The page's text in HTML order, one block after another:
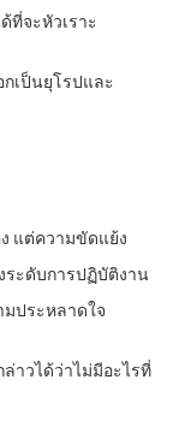
จะหัวเราะ
เป็นยุโรปและ
แต่ความขัดแย้ง
ระดับการปฏิบัติงาน
ประหลาดใจ
าวได้ว่าไม่มีอะไรที่